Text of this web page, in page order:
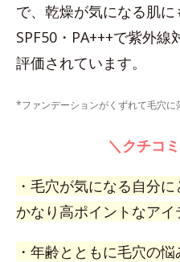
で、乾燥が気になる肌に
SPF50・PA+++で紫外
評価されています。
*ファンデーションがくずれて毛穴に
＼クチコ
・毛穴が気になる自分
かなり高ポイントなアイ
・年齢とともに毛穴の